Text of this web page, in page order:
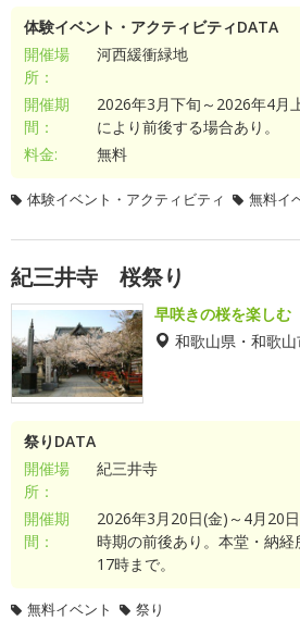
体験イベント・アクティビティDATA
開催場
所：
河西緩衝緑地
開催期
間：
2026年3月下旬～2026年4月
により前後する場合あり。
料金:
無料
体験イベント・アクティビティ 無料イ
紀三井寺 桜祭り
早咲きの桜を楽しむ
和歌山県・和歌山
祭りDATA
開催場
所：
紀三井寺
開催期
間：
2026年3月20日(金)～4月20
時期の前後あり。本堂・納
17時まで。
無料イベント 祭り